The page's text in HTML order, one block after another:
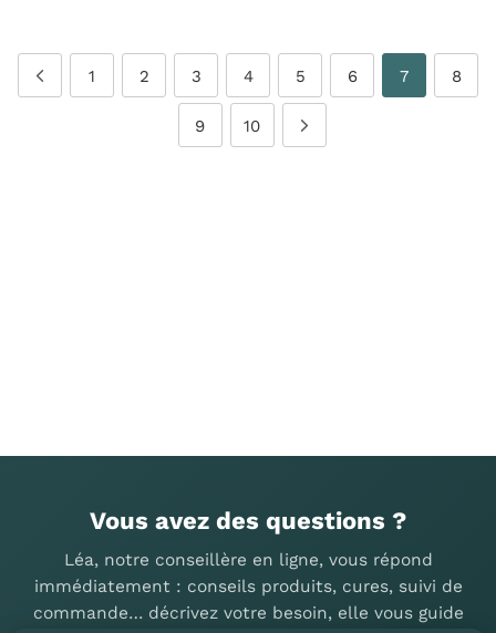
1 2 3 4 5 6 7 8
9 10
Vous avez des questions ?
Léa, notre conseillère en ligne, vous répond
immédiatement : conseils produits, cures, suivi de
commande… décrivez votre besoin, elle vous guide